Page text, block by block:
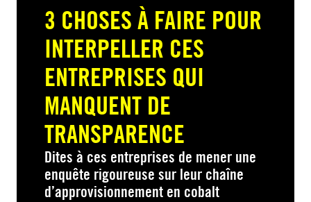
3 CHOSES À FAIRE POUR
INTERPELLER CES
ENTREPRISES QUI
MANQUENT DE
TRANSPARENCE
Dites à ces entreprises de mener une
enquête rigoureuse sur leur chaîne
d’approvisionnement en cobalt